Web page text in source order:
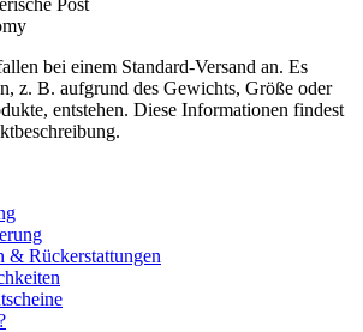
bei einem Standard-Versand an. Es
z. B. aufgrund des Gewichts, Größe oder
entstehen. Diese Informationen findest
& Rückerstattungen